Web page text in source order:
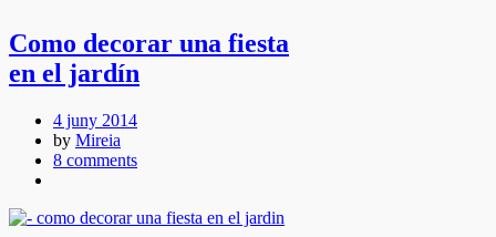
Como decorar una fiesta
en el jardín
4 juny 2014
by Mireia
8 comments